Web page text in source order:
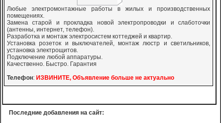
Любые электромонтажные работы в жилых и производственных
помещениях.
Замена старой и прокладка новой электропроводки и слаботочки
(антенны, интернет, телефон).
Разработка и монтаж электросистем коттеджей и квартир.
Установка розеток и выключателей, монтаж люстр и светильников,
установка электрощитов.
Подключение любой аппаратуры.
Качественно. Быстро. Гарантия
Телефон: ИЗВИНИТЕ, Объявление больше не актуально
Последние добавления на сайт: